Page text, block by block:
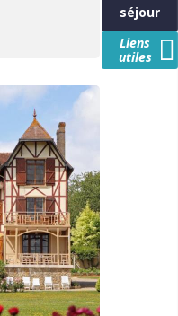
séjour
Liens
utiles